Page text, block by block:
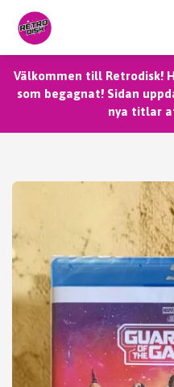
Välkommen till Retrodisk!
som begagnat! Sidan
nya titlar